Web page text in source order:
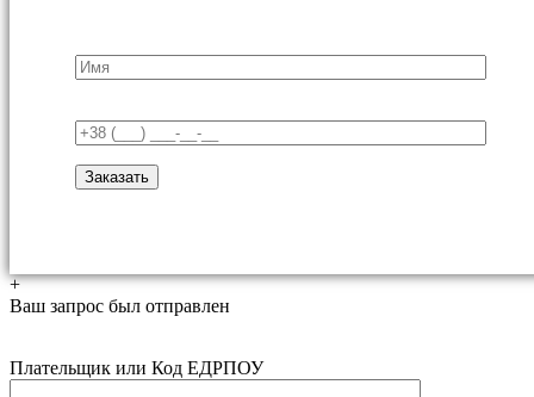
+
Ваш запрос был отправлен
Плательщик или Код ЕДРПОУ